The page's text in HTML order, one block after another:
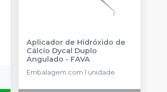
Aplicador de Hidróxido de
Cálcio Dycal Duplo
Angulado - FAVA
Embalagem com 1 unidade